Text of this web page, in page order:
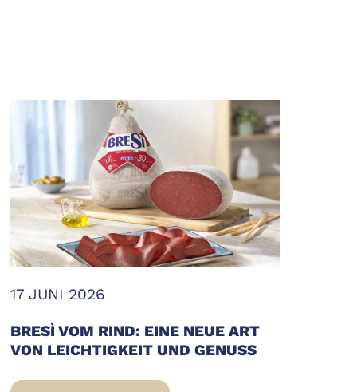
17 JUNI 2026
BRESÌ VOM RIND: EINE NEUE ART
VON LEICHTIGKEIT UND GENUSS